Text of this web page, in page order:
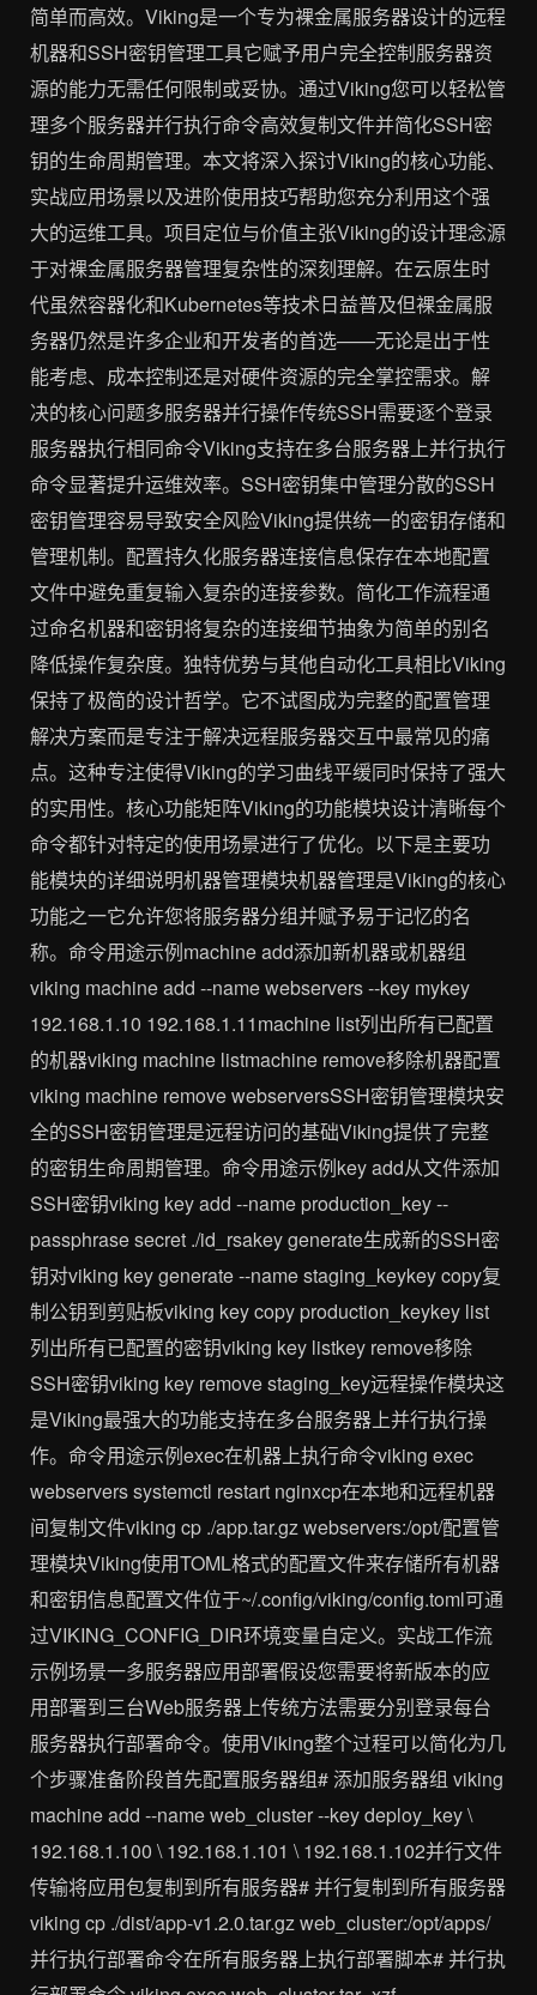
简单而高效。Viking是一个专为裸金属服务器设计的远程
机器和SSH密钥管理工具它赋予用户完全控制服务器资
源的能力无需任何限制或妥协。通过Viking您可以轻松管
理多个服务器并行执行命令高效复制文件并简化SSH密
钥的生命周期管理。本文将深入探讨Viking的核心功能、
实战应用场景以及进阶使用技巧帮助您充分利用这个强
大的运维工具。项目定位与价值主张Viking的设计理念源
于对裸金属服务器管理复杂性的深刻理解。在云原生时
代虽然容器化和Kubernetes等技术日益普及但裸金属服
务器仍然是许多企业和开发者的首选——无论是出于性
能考虑、成本控制还是对硬件资源的完全掌控需求。解
决的核心问题多服务器并行操作传统SSH需要逐个登录
服务器执行相同命令Viking支持在多台服务器上并行执行
命令显著提升运维效率。SSH密钥集中管理分散的SSH
密钥管理容易导致安全风险Viking提供统一的密钥存储和
管理机制。配置持久化服务器连接信息保存在本地配置
文件中避免重复输入复杂的连接参数。简化工作流程通
过命名机器和密钥将复杂的连接细节抽象为简单的别名
降低操作复杂度。独特优势与其他自动化工具相比Viking
保持了极简的设计哲学。它不试图成为完整的配置管理
解决方案而是专注于解决远程服务器交互中最常见的痛
点。这种专注使得Viking的学习曲线平缓同时保持了强大
的实用性。核心功能矩阵Viking的功能模块设计清晰每个
命令都针对特定的使用场景进行了优化。以下是主要功
能模块的详细说明机器管理模块机器管理是Viking的核心
功能之一它允许您将服务器分组并赋予易于记忆的名
称。命令用途示例machine add添加新机器或机器组
viking machine add --name webservers --key mykey
192.168.1.10 192.168.1.11machine list列出所有已配置
的机器viking machine listmachine remove移除机器配置
viking machine remove webserversSSH密钥管理模块安
全的SSH密钥管理是远程访问的基础Viking提供了完整
的密钥生命周期管理。命令用途示例key add从文件添加
SSH密钥viking key add --name production_key --
passphrase secret ./id_rsakey generate生成新的SSH密
钥对viking key generate --name staging_keykey copy复
制公钥到剪贴板viking key copy production_keykey list
列出所有已配置的密钥viking key listkey remove移除
SSH密钥viking key remove staging_key远程操作模块这
是Viking最强大的功能支持在多台服务器上并行执行操
作。命令用途示例exec在机器上执行命令viking exec
webservers systemctl restart nginxcp在本地和远程机器
间复制文件viking cp ./app.tar.gz webservers:/opt/配置管
理模块Viking使用TOML格式的配置文件来存储所有机器
和密钥信息配置文件位于~/.config/viking/config.toml可通
过VIKING_CONFIG_DIR环境变量自定义。实战工作流
示例场景一多服务器应用部署假设您需要将新版本的应
用部署到三台Web服务器上传统方法需要分别登录每台
服务器执行部署命令。使用Viking整个过程可以简化为几
个步骤准备阶段首先配置服务器组# 添加服务器组 viking
machine add --name web_cluster --key deploy_key \
192.168.1.100 \ 192.168.1.101 \ 192.168.1.102并行文件
传输将应用包复制到所有服务器# 并行复制到所有服务器
viking cp ./dist/app-v1.2.0.tar.gz web_cluster:/opt/apps/
并行执行部署命令在所有服务器上执行部署脚本# 并行执